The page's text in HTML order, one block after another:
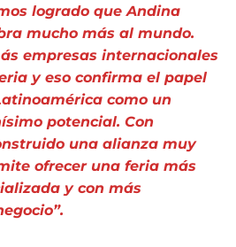
logrado que Andina
mucho más al mundo.
empresas internacionales
y eso confirma el papel
como un
potencial. Con
una alianza muy
ofrecer una feria más
y con más